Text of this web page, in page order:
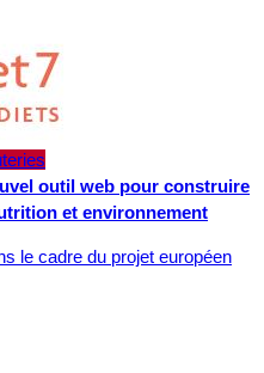
outil web pour construire
et environnement
le cadre du projet européen